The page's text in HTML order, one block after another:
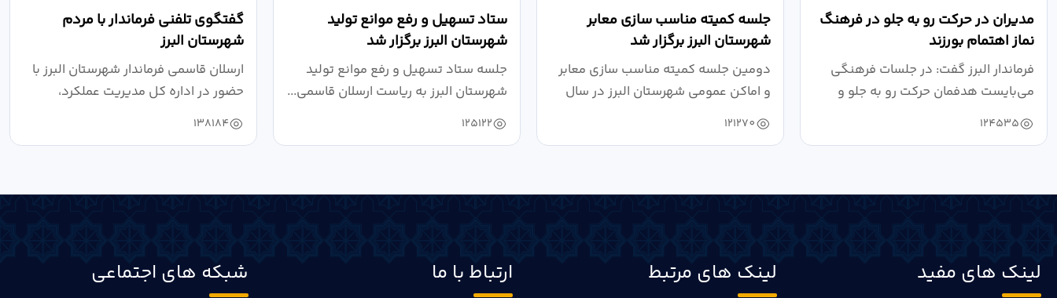
مدیران در حرکت رو به جلو در فرهنگ
نماز اهتمام بورزند
فرماندار البرز گفت: در جلسات فرهنگی
می‌بایست هدفمان حرکت رو به جلو و
دستیابی...
124535
جلسه کمیته مناسب سازی معابر
شهرستان البرز برگزار شد
دومین جلسه کمیته مناسب سازی معابر
و اماکن عمومی شهرستان البرز در سال
۱۴۰۴ به...
121270
ستاد تسهیل و رفع موانع تولید
شهرستان البرز برگزار شد
جلسه ستاد تسهیل و رفع موانع تولید
شهرستان البرز به ریاست ارسلان قاسمی...
125122
گفتگوی تلفنی فرماندار با مردم
شهرستان البرز
ارسلان قاسمی فرماندار شهرستان البرز با
حضور در اداره کل مدیریت عملکرد،
بازرسی...
138184
لینک های مفید لینک های مرتبط ارتباط با ما شبکه های اجتماعی